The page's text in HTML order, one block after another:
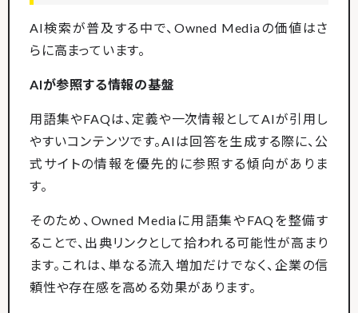
AI検索が普及する中で、Owned Mediaの価値はさ
らに高まっています。
AIが参照する情報の基盤
用語集やFAQは、定義や一次情報としてAIが引用し
やすいコンテンツです。AIは回答を生成する際に、公
式サイトの情報を優先的に参照する傾向がありま
す。
そのため、Owned Mediaに用語集やFAQを整備す
ることで、出典リンクとして拾われる可能性が高まり
ます。これは、単なる流入増加だけでなく、企業の信
頼性や存在感を高める効果があります。